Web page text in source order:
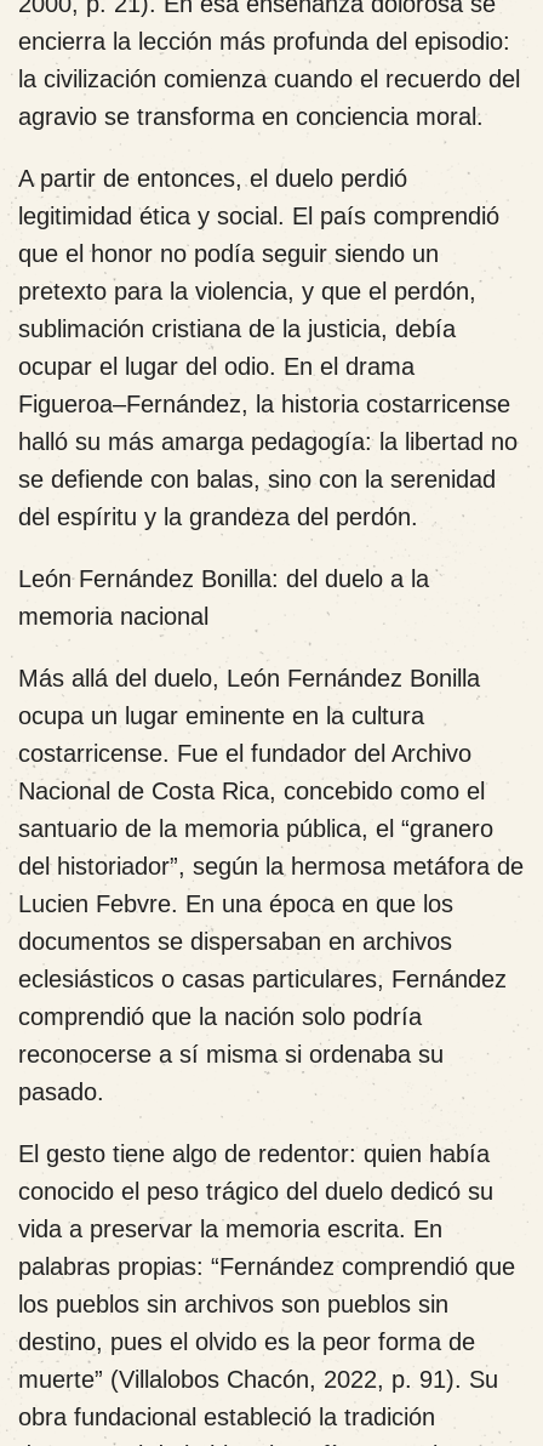
encierra la lección más profunda del episodio:
la civilización comienza cuando el recuerdo del
agravio se transforma en conciencia moral.
A partir de entonces, el duelo perdió
legitimidad ética y social. El país comprendió
que el honor no podía seguir siendo un
pretexto para la violencia, y que el perdón,
sublimación cristiana de la justicia, debía
ocupar el lugar del odio. En el drama
Figueroa–Fernández, la historia costarricense
halló su más amarga pedagogía: la libertad no
se defiende con balas, sino con la serenidad
del espíritu y la grandeza del perdón.
León Fernández Bonilla: del duelo a la
memoria nacional
Más allá del duelo, León Fernández Bonilla
ocupa un lugar eminente en la cultura
costarricense. Fue el fundador del Archivo
Nacional de Costa Rica, concebido como el
santuario de la memoria pública, el “granero
del historiador”, según la hermosa metáfora de
Lucien Febvre. En una época en que los
documentos se dispersaban en archivos
eclesiásticos o casas particulares, Fernández
comprendió que la nación solo podría
reconocerse a sí misma si ordenaba su
pasado.
El gesto tiene algo de redentor: quien había
conocido el peso trágico del duelo dedicó su
vida a preservar la memoria escrita. En
palabras propias: “Fernández comprendió que
los pueblos sin archivos son pueblos sin
destino, pues el olvido es la peor forma de
muerte” (Villalobos Chacón, 2022, p. 91). Su
obra fundacional estableció la tradición